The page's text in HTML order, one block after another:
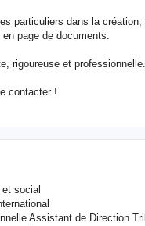
particuliers dans la création,
page de documents.
rigoureuse et professionnelle.
contacter !
social
Assistant de Direction